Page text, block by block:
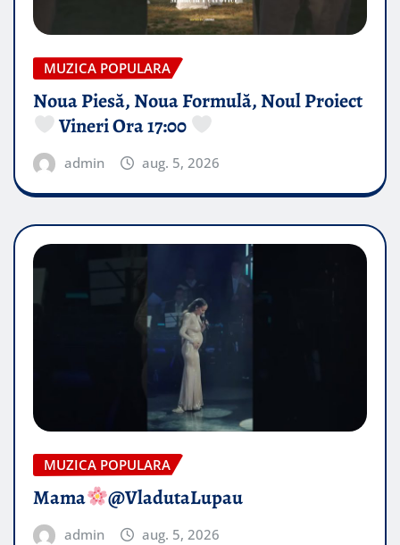
MUZICA POPULARA
Noua Piesă, Noua Formulă, Noul Proiect
Vineri Ora 17:00
admin aug. 5, 2026
MUZICA POPULARA
Mama @VladutaLupau
admin aug. 5, 2026